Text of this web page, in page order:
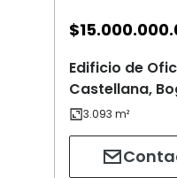
$
Edificio de
Castellana,